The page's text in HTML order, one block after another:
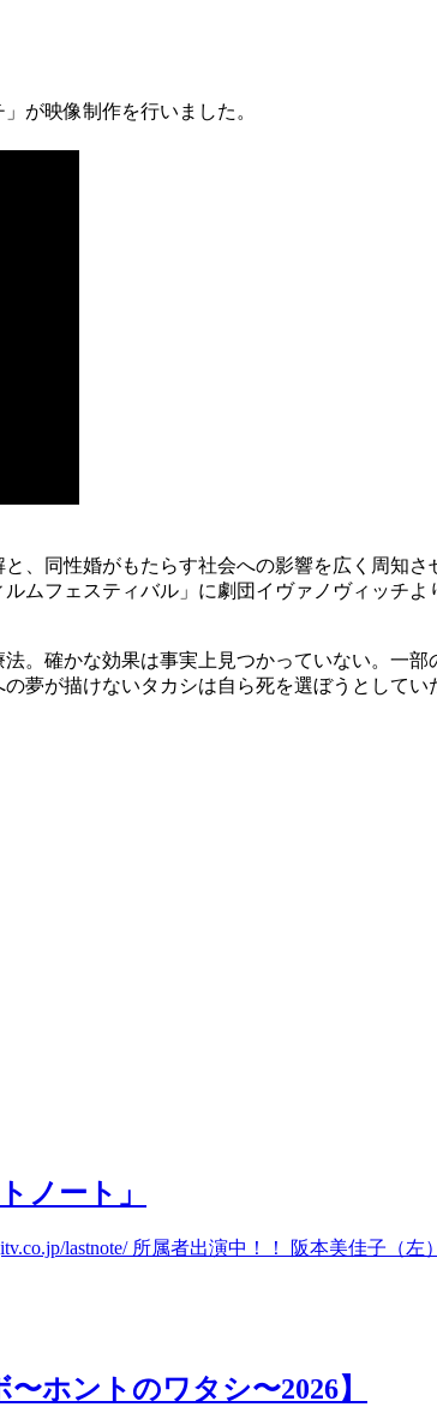
が映像制作を行いました。
、同性婚がもたらす社会への影響を広く周知
ムフェスティバル」に劇団イヴァノヴィッチよ
。確かな効果は事実上見つかっていない。一
夢が描けないタカシは自ら死を選ぼうとして
ノート」
lastnote/ 所属者出演中！！ 阪本美佳子（
ホントのワタシ〜2026】